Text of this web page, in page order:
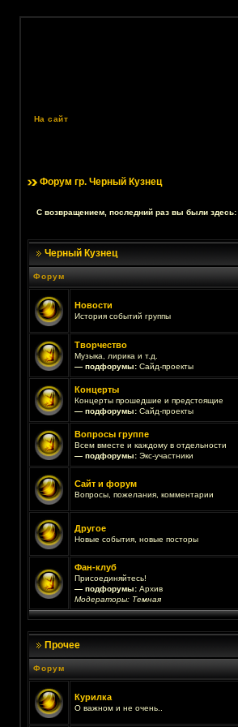
На сайт
Форум гр. Черный Кузнец
С возвращением, последний раз вы были здесь:
Черный Кузнец
Форум
Новости
История событий группы
Творчество
Музыка, лирика и т.д.
— подфорумы: Сайд-проекты
Концерты
Концерты прошедшие и предстоящие
— подфорумы: Сайд-проекты
Вопросы группе
Всем вместе и каждому в отдельности
— подфорумы: Экс-участники
Сайт и форум
Вопросы, пожелания, комментарии
Другое
Новые события, новые посторы
Фан-клуб
Присоединяйтесь!
— подфорумы: Архив
Модераторы: Темная
Прочее
Форум
Курилка
О важном и не очень..